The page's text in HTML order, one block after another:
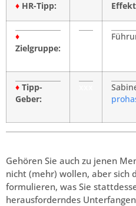
♦ HR-Tipp:
♦
Zielgruppe:
♦ Tipp-
Geber:
Gehören Sie auch zu jenen
nicht (mehr) wollen, aber sich
formulieren, was Sie
herausforderndes